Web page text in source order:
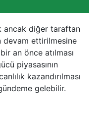
ancak diğer taraftan
devam ettirilmesine
an önce atılması
piyasasının
kazandırılması
gelebilir.